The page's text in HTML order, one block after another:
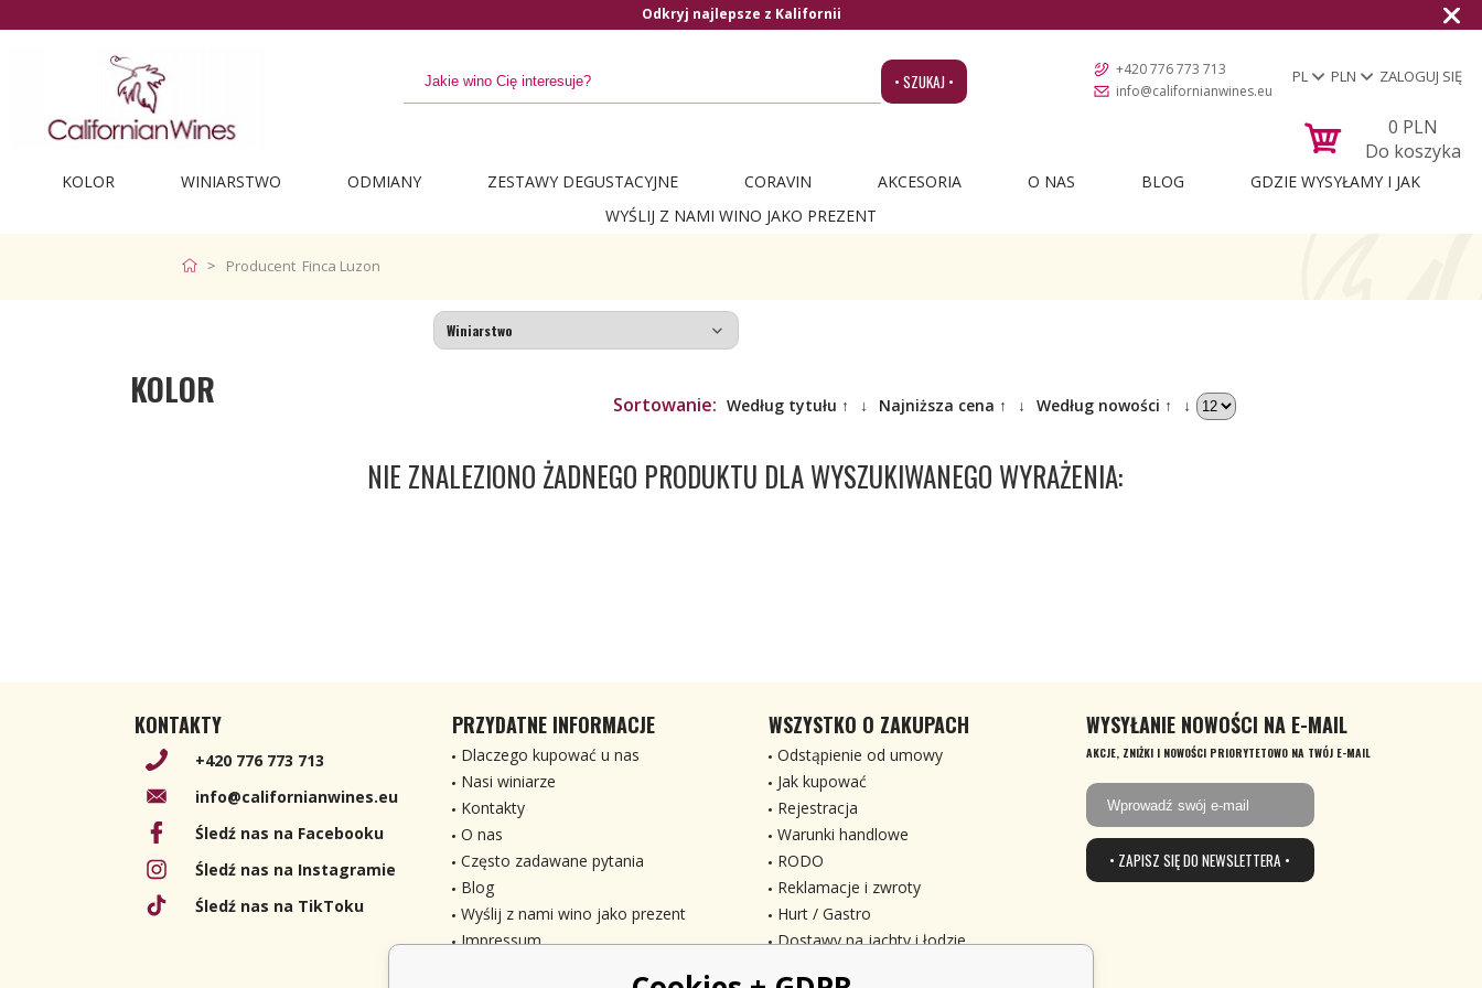
Odkryj najlepsze z Kalifornii
• SZUKAJ •
+420 776 773 713
info@californianwines.eu
PL PLN ZALOGUJ SIĘ
0 PLN
Do koszyka
KOLOR WINIARSTWO ODMIANY ZESTAWY DEGUSTACYJNE CORAVIN AKCESORIA O NAS BLOG
GDZIE WYSYŁAMY I JAK
WYŚLIJ Z NAMI WINO JAKO PREZENT
Producent Finca Luzon
KOLOR Sortowanie: Według tytułu ↑ ↓ Najniższa cena ↑ ↓ Według nowości ↑ ↓
NIE ZNALEZIONO ŻADNEGO PRODUKTU DLA WYSZUKIWANEGO WYRAŻENIA:
KONTAKTY
+420 776 773 713
info@californianwines.eu
Śledź nas na Facebooku
Śledź nas na Instagramie
Śledź nas na TikToku
PRZYDATNE INFORMACJE
Dlaczego kupować u nas
Nasi winiarze
Kontakty
O nas
Często zadawane pytania
Blog
Wyślij z nami wino jako prezent
Impressum
WSZYSTKO O ZAKUPACH
Odstąpienie od umowy
Jak kupować
Rejestracja
Warunki handlowe
RODO
Reklamacje i zwroty
Hurt / Gastro
Dostawy na jachty i łodzie
WYSYŁANIE NOWOŚCI NA E-MAIL
AKCJE, ZNIŻKI I NOWOŚCI PRIORYTETOWO NA TWÓJ E-MAIL
• ZAPISZ SIĘ DO NEWSLETTERA •